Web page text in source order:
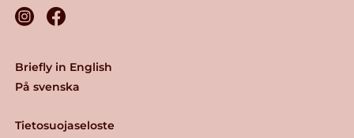
Tietosuojaseloste
Briefly in English
På svenska